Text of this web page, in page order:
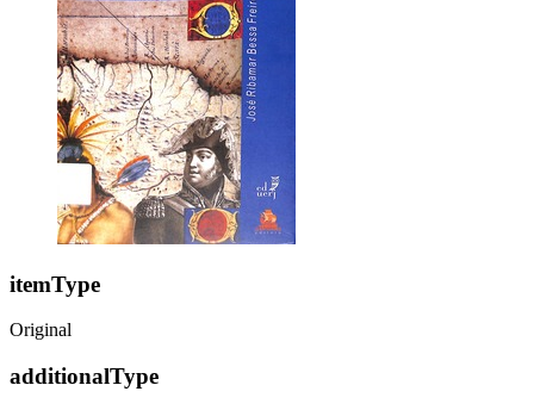
itemType
Original
additionalType